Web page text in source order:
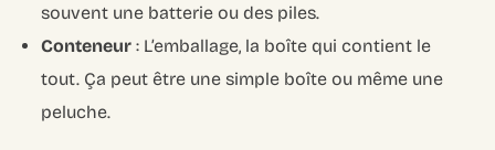
souvent une batterie ou des piles.
Conteneur : L’emballage, la boîte qui contient le
tout. Ça peut être une simple boîte ou même une
peluche.